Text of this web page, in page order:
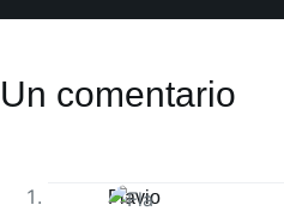
Un comentario
Flavio